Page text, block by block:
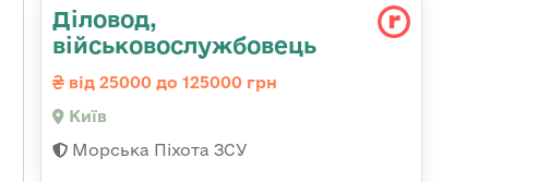
Діловод,
військовослужбовець
від 25000 до 125000 грн
Київ
Морська Піхота ЗСУ